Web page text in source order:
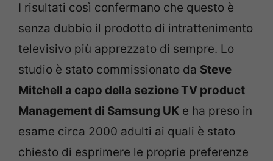
I risultati così confermano che questo è
senza dubbio il prodotto di intrattenimento
televisivo più apprezzato di sempre. Lo
studio è stato commissionato da Steve
Mitchell a capo della sezione TV product
Management di Samsung UK e ha preso in
esame circa 2000 adulti ai quali è stato
chiesto di esprimere le proprie preferenze